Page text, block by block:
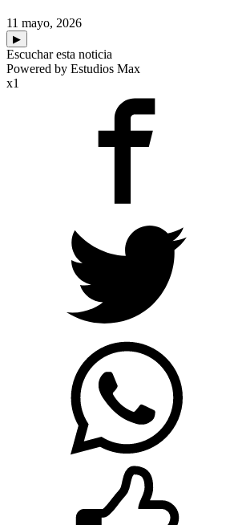
11 mayo, 2026
▶
Escuchar esta noticia
Powered by Estudios Max
x1